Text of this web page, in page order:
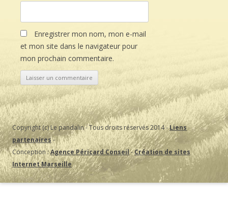
Enregistrer mon nom, mon e-mail
et mon site dans le navigateur pour
mon prochain commentaire.
Copyright (c) Le pandalin - Tous droits réservés 2014 -Liens
partenaires-
Conception :Agence Péricard Conseil-Création de sites
Internet Marseille